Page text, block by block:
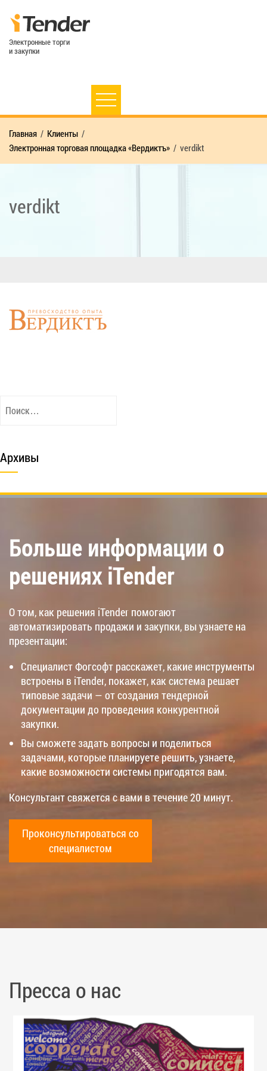
Электронные торги
и закупки
Главная
Клиенты
Электронная торговая площадка «Вердиктъ»
verdikt
verdikt
Архивы
Больше информации о
решениях iTender
О том, как решения iTender помогают
автоматизировать продажи и закупки, вы узнаете на
презентации:
Специалист Фогсофт расскажет, какие инструменты
встроены в iTender, покажет, как система решает
типовые задачи — от создания тендерной
документации до проведения конкурентной
закупки.
Вы сможете задать вопросы и поделиться
задачами, которые планируете решить, узнаете,
какие возможности системы пригодятся вам.
Консультант свяжется с вами в течение 20 минут.
Проконсультироваться со
специалистом
Пресса о нас